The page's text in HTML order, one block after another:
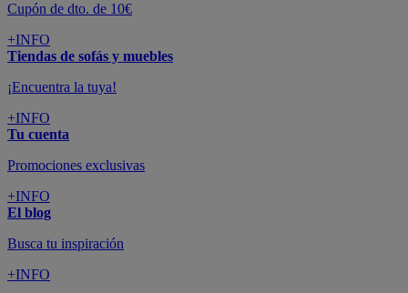
Cupón de dto. de 10€
+INFO
Tiendas de sofás y muebles
¡Encuentra la tuya!
+INFO
Tu cuenta
Promociones exclusivas
+INFO
El blog
Busca tu inspiración
+INFO